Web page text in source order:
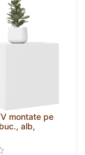
montate pe
alb,